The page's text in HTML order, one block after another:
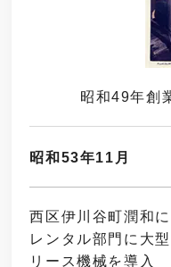
昭和49年創
昭和53年11月
西区伊川谷町潤和
レンタル部門に大
リース機械を導入